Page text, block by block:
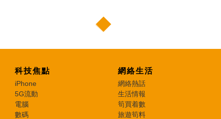
科技焦點
iPhone
5G流動
電腦
數碼
網絡生活
網絡熱話
生活情報
筍買着數
旅遊筍料